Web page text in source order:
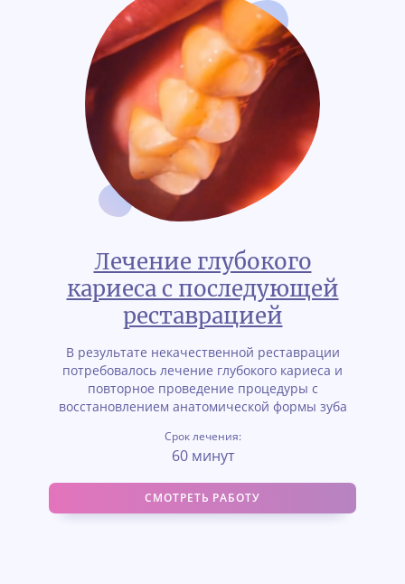
Лечение глубокого
кариеса с последующей
реставрацией
В результате некачественной реставрации
потребовалось лечение глубокого кариеса и
повторное проведение процедуры с
восстановлением анатомической формы зуба
Срок лечения:
60 минут
СМОТРЕТЬ РАБОТУ